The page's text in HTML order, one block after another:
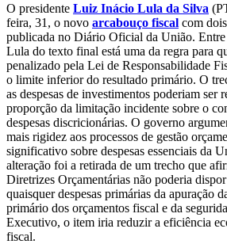
O presidente Luiz Inácio Lula da Silva
feira, 31, o novo arcabouço fiscal com
publicada no Diário Oficial da União. Entre
Lula do texto final está uma da regra para
penalizado pela Lei de Responsabilidade
o limite inferior do resultado primário. O
as despesas de investimentos poderiam ser
proporção da limitação incidente sobre o
despesas discricionárias. O governo
mais rigidez aos processos de gestão
significativo sobre despesas essenciais da
alteração foi a retirada de um trecho que
Diretrizes Orçamentárias não poderia
quaisquer despesas primárias da apuração
primário dos orçamentos fiscal e da
Executivo, o item iria reduzir a eficiência
fiscal.